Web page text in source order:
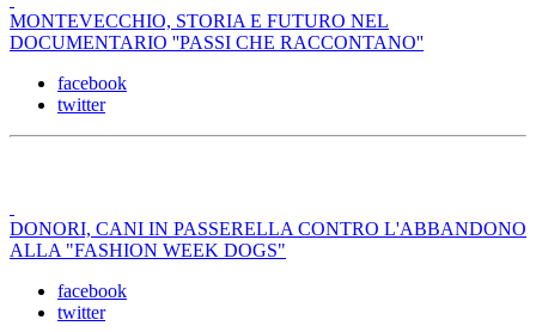
MONTEVECCHIO, STORIA E FUTURO NEL
DOCUMENTARIO ''PASSI CHE RACCONTANO''
facebook
twitter
DONORI, CANI IN PASSERELLA CONTRO L'ABBANDONO
ALLA "FASHION WEEK DOGS"
facebook
twitter